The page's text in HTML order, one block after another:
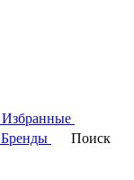
Избранные
Бренды
Поиск